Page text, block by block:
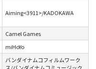
Aiming<3911>/KADOKAWA
Camel Games
miHoYo
バンダイナムコフィルムワーク
ス/バンダイナムコミュージック